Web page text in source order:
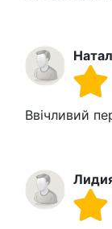
Ввічливий